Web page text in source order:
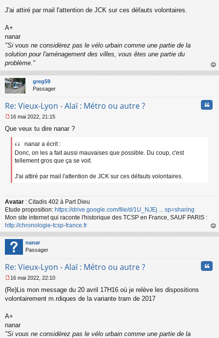
o
u
J'ai attiré par mail l'attention de JCK sur ces défauts volontaires.
A+
nanar
"Si vous ne considérez pas le vélo urbain comme une partie de la
solution pour l'aménagement des villes, vous êtes une partie du
problème."
au
greg59
Passager
Re: Vieux-Lyon - Alaï : Métro ou autre ?
e
s
u
16 mai 2022, 21:15
Que veux tu dire nanar ?
nanar a écrit :
Donc, on les a fait aussi mauvaises que possible. Du coup, c'est
tellement gros que ça se voit.
J'ai attiré par mail l'attention de JCK sur ces défauts volontaires.
Avatar : Citadis 402 à Part Dieu
Etude proposition: https://drive.google.com/file/d/1U_NJEj ... sp=sharing
Mon site internet qui raconte l'historique des TCSP en France, SAUF PARIS :
http://chronologie-tcsp-france.fr
au
nanar
Passager
Re: Vieux-Lyon - Alaï : Métro ou autre ?
e
s
g
e
n
16 mai 2022, 22:10
(Re)Lis mon message du 20 avril 17H16 où je relève les dispositions
volontairement m.rdiques de la variante tram de 2017
A+
nanar
"Si vous ne considérez pas le vélo urbain comme une partie de la